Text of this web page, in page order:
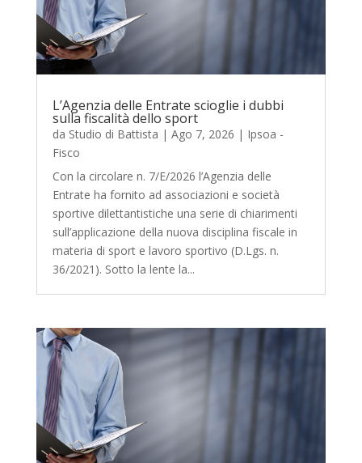
L’Agenzia delle Entrate scioglie i dubbi
sulla fiscalità dello sport
da Studio di Battista | Ago 7, 2026 | Ipsoa -
Fisco
Con la circolare n. 7/E/2026 l’Agenzia delle
Entrate ha fornito ad associazioni e società
sportive dilettantistiche una serie di chiarimenti
sull’applicazione della nuova disciplina fiscale in
materia di sport e lavoro sportivo (D.Lgs. n.
36/2021). Sotto la lente la...